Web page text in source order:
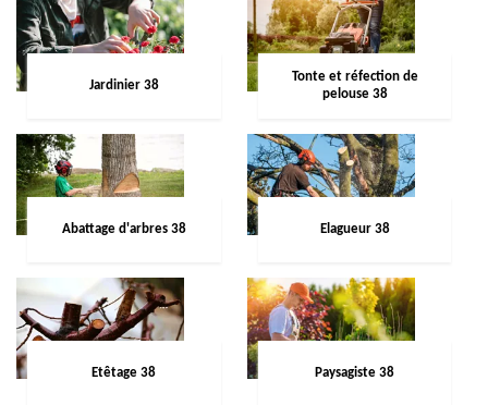
Jardinier 38
Tonte et réfection de
pelouse 38
Abattage d'arbres 38 Elagueur 38
Etêtage 38 Paysagiste 38